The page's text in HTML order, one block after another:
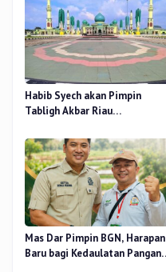
Habib Syech akan Pimpin
Tabligh Akbar Riau
Nur, Besok
Mas Dar Pimpin BGN, Harapan
Baru bagi Kedaulatan Pangan